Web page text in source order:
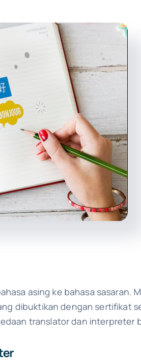
asing ke bahasa sasaran.
dibuktikan dengan sertifikat
translator dan interpreter